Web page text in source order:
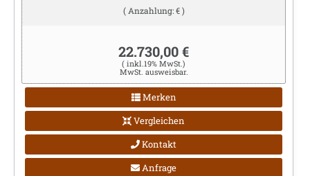
( Anzahlung: € )
22.730,00 €
( inkl.19% MwSt.)
MwSt. ausweisbar.
Merken
Vergleichen
Kontakt
Anfrage